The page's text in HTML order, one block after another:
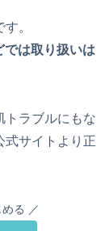
。
では取り扱いは
トラブルにもな
式サイトより正
る ／